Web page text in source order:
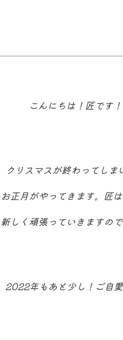
こんにちは！匠です！
クリスマスが終わってしま
正月がやってきます。匠
しく頑張っていきますの
2022年もあと少し！ご自